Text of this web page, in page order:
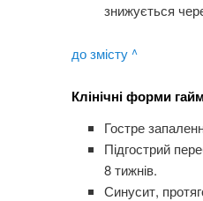
знижується
до змісту ^
Клінічні форми
Гостре
Підгострий
8 тижнів.
Синусит,